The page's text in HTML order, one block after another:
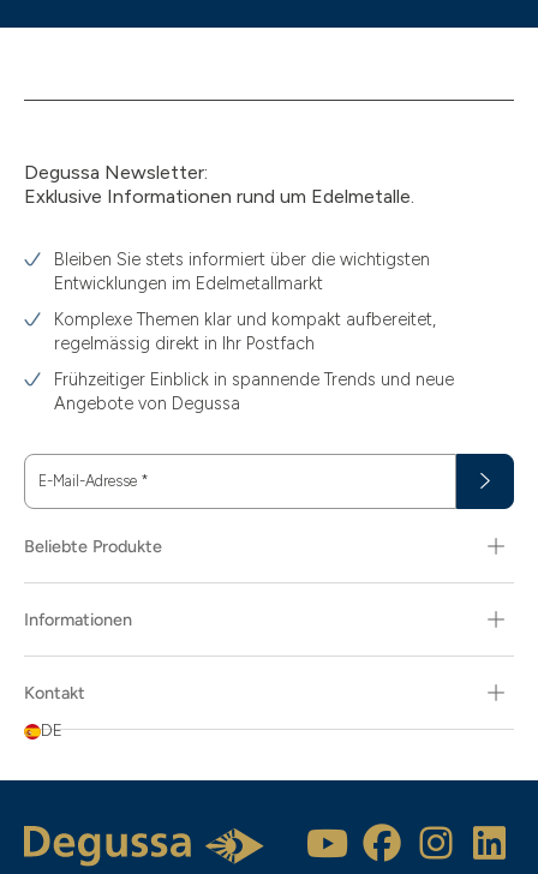
Degussa Newsletter:
Exklusive Informationen rund um Edelmetalle.
Bleiben Sie stets informiert über die wichtigsten
Entwicklungen im Edelmetallmarkt
Komplexe Themen klar und kompakt aufbereitet,
regelmässig direkt in Ihr Postfach
Frühzeitiger Einblick in spannende Trends und neue
Angebote von Degussa
E-Mail-Adresse *
Beliebte Produkte
Informationen
Kontakt
DE